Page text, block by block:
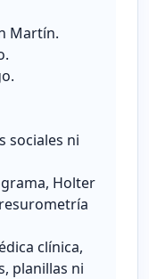
Martín.
sociales ni
Holter
clínica,
planillas ni